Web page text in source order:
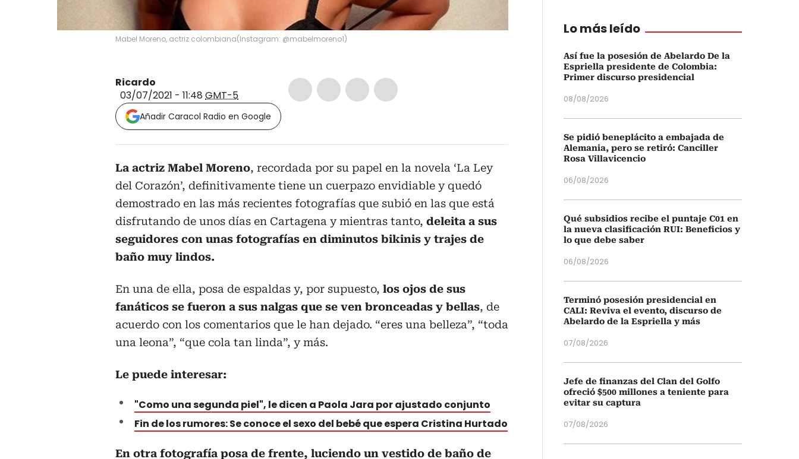
Mabel Moreno, actriz colombiana(Instagram: @mabelmoreno1)
Ricardo
03/07/2021 - 11:48 GMT-5
Añadir Caracol Radio en Google
La actriz Mabel Moreno, recordada por su papel en la novela ‘La Ley
del Corazón’, definitivamente tiene un cuerpazo envidiable y quedó
demostrado en las más recientes fotografías que subió en las que está
disfrutando de unos días en Cartagena y mientras tanto, deleita a sus
seguidores con unas fotografías en diminutos bikinis y trajes de
baño muy lindos.
En una de ella, posa de espaldas y, por supuesto, los ojos de sus
fanáticos se fueron a sus nalgas que se ven bronceadas y bellas, de
acuerdo con los comentarios que le han dejado. “eres una belleza”, “toda
una leona”, “que cola tan linda”, y más.
Le puede interesar:
"Como una segunda piel", le dicen a Paola Jara por ajustado conjunto
Fin de los rumores: Se conoce el sexo del bebé que espera Cristina Hurtado
En otra fotografía posa de frente, luciendo un vestido de baño de
Lo más leído
Así fue la posesión de Abelardo De la
Espriella presidente de Colombia:
Primer discurso presidencial
08/08/2026
Se pidió beneplácito a embajada de
Alemania, pero se retiró: Canciller
Rosa Villavicencio
06/08/2026
Qué subsidios recibe el puntaje C01 en
la nueva clasificación RUI: Beneficios y
lo que debe saber
06/08/2026
Terminó posesión presidencial en
CALI: Reviva el evento, discurso de
Abelardo de la Espriella y más
07/08/2026
Jefe de finanzas del Clan del Golfo
ofreció $500 millones a teniente para
evitar su captura
07/08/2026